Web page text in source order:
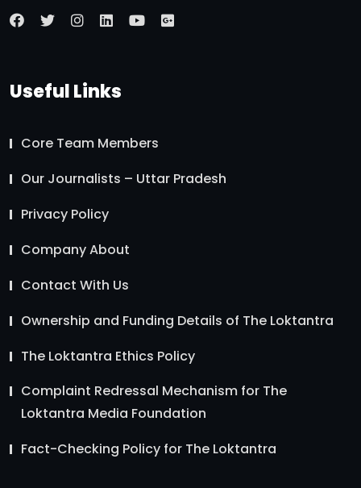
Useful Links
Core Team Members
Our Journalists – Uttar Pradesh
Privacy Policy
Company About
Contact With Us
Ownership and Funding Details of The Loktantra
The Loktantra Ethics Policy
Complaint Redressal Mechanism for The
Loktantra Media Foundation
Fact-Checking Policy for The Loktantra